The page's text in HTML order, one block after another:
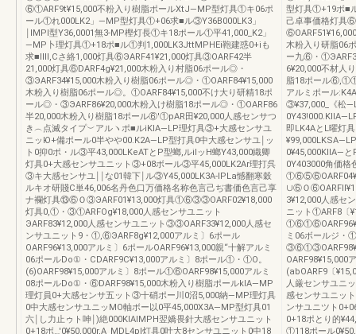
⑥①ARF9t¥15,000不粉入り樹脂ポールXtJ―MP型灯具①キ06ポ
ール①れ000LK2」―MP型灯具①+06求■ル③Y36B000LK3」
￨IMPI型Y36,0001無3-MP樫灯長①キ18ポール①平41,000_K2」
―MP卜理灯具①+18ポ■ル①判1,000LK3JttMPHEi鞄建惑0+iも
求■Ⅲl,Cさ絡1,000灯具⑥ЭARF41¥21,000灯具③OARF42半
21,000灯具⑥DARF4g¥21,000木粉入り村脂06ポール◎・
③ЭARF34¥15,000木粉入り樹脂06ポール◎・①OARF84¥15,000
木粉入り樹脂06ポール◎。①OARF84¥15,000不け大り研精18ポ
ール◎・③ЭARF86¥20,000木粉入け樹脂18ポール◎・①OARF86
半20,000木粉入り樹脂18ポール⑥'①pAR田¥20,000人感センサつ
き︵点滅タイプ︶アルヽポ■ルiKIA―LP理灯具③+大感センサユ
ニッЮ+備ポール0半やや00.K2A―LP型打具0中大感センサユ￨ッ
ト0抑0ポ・ル③平43,000LKeATとP型螂,ルilッH螂Y43,000織卿
灯具0+大感センサユニット③+08ボール③平45,000LK2Ar理打呉
③キ大感センサユ￨￨な01韓下￨ル③Y45,000LK3A-lPLa憾翻寒穀
ルキオ研賤C単46,006名丹色口万価格名称色言己ぢ書価色言己享
ナ襴灯具⑬⑥Ｏ③ЭARF01¥13,000灯具①⑥③③OARF02¥18,000
灯具0,①・③①ARFOg¥18,000人感センサユニット
ЭARF83¥12,000人感センサユニット③③OARF33¥12,000人感セ
ンサユニット9・①,⑥ЭARF8g¥12,000アルミ〕6ポール
OARF96¥13,000アルミ〕6ポールOARF96¥13,000親“十解アルミ
06ポールDo①・CDARF9C¥13,000アルミ〕8ポール①・①O。
(6)OARF98¥15,000アルミ〕8ポール①⑥OARF98¥15,000アルミ
08ポールDo①・⑥DARF98¥15,000木粉入り樹脂ポールklA―MP
理灯員0+大感センサ五ット③十硝ポー川0沼5,000納―MP理灯具
0中大感センサユニッMO軸ボー以0平45,000X3A―MP型灯具01
六￨し力止ゥト呻￨)絶000KlAIMPH翌嬌畏針大感センサユニット
0+18ボ…'0¥50,000r,A_MDL4pl灯具0叶大8センサユニット0中18
型灯具①+19ボ■
己卓事価格灯具
木粉入り研脂06
ー九⑥・
6¥20,000不材人
脂18ポール
アルミポール
③¥37,000_《松
即LK4AとL曜灯
0¥45,000KllA―
0Y403000角価格
∪⑥Ｏ
3¥12,000人感セ
ニット①ARF8〔
ミ06ボールジ・
OARF98¥15,000
(abOARF9〔
人厳センサユニ
感センサユニッ
ンサユニツト
0+18ポとり的
①118ポール